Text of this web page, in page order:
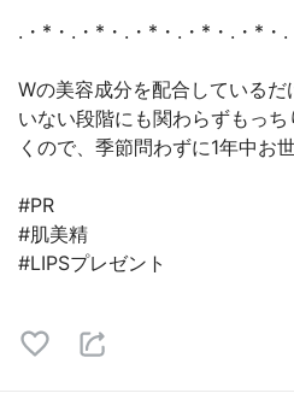
.・*・.・*・.・*・.・*・.・*・.
Wの美容成分を配合している
いない段階にも関わらずもっ
くので、季節問わずに1年中お
#PR
#肌美精
#LIPSプレゼント